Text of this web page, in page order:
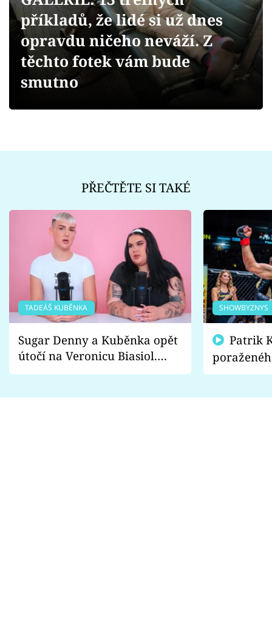
Videa
Sledujte prima+
příkladů, že lidé si už dnes
opravdu ničeho neváží. Z
těchto fotek vám bude
smutno
PŘEČTĚTE SI TAKÉ
TADEÁŠ KUBĚNKA
Sugar Denny a Kuběnka opět
útočí na Veronicu Biasiol.
Proč je podle nich falešná a
SHOWBYZNYS
fanoušci